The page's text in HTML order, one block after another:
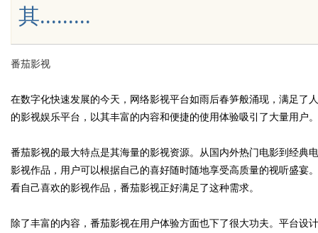
其.........
番茄影视
在数字化快速发展的今天，网络影视平台如雨后春笋般涌现，满足了
的影视娱乐平台，以其丰富的内容和便捷的使用体验吸引了大量用户。
番茄影视的最大特点是其海量的影视资源。从国内外热门电影到经典
影视作品，用户可以根据自己的喜好随时随地享受高质量的视听盛宴
看自己喜欢的影视作品，番茄影视正好满足了这种需求。
除了丰富的内容，番茄影视在用户体验方面也下了很大功夫。平台设